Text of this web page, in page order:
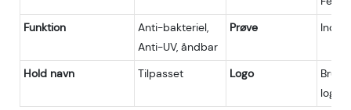
Funktion
Anti-bakteriel,
Anti-UV, åndbar
Prøve
Hold navn Tilpasset Logo
logoo